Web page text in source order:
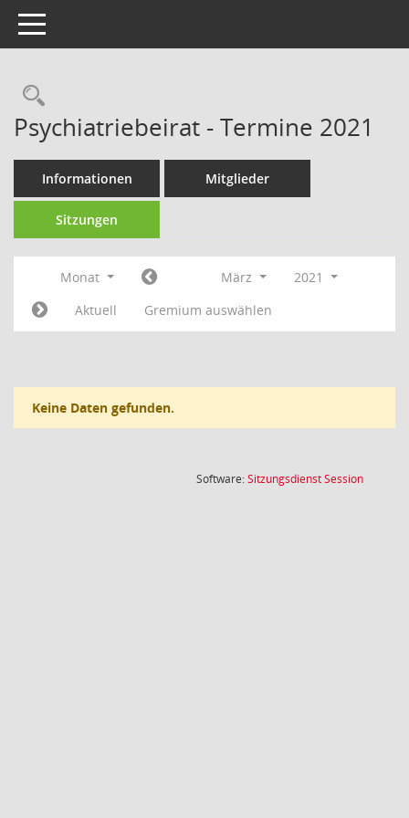
Toggle navigation
Rechercheauswahl
Psychiatriebeirat - Termine 2021
Informationen Mitglieder
Sitzungen
Monat März
2021
Aktuell
Gremium auswählen
Keine Daten gefunden.
Software:SitzungsdienstSession(Wird in